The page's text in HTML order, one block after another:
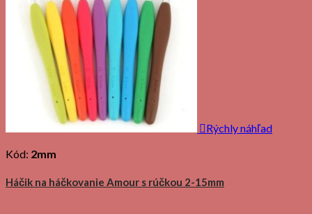
Rýchly náhľad
Kód: 2mm
Háčik na háčkovanie Amour s rúčkou 2-15mm